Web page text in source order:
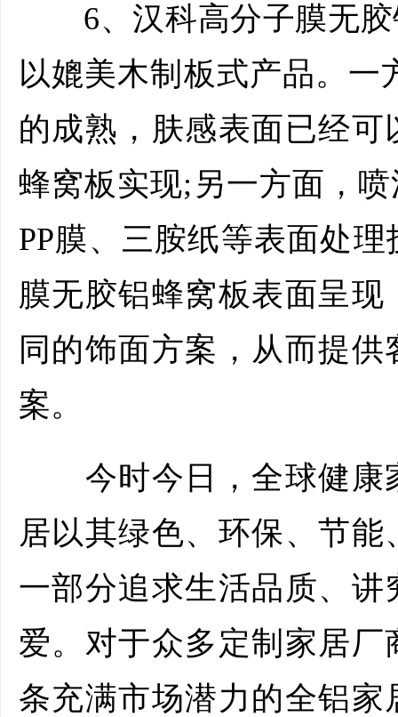
6、汉科高分子膜无胶
以媲美木制板式产品。一
的成熟，肤感表面已经
蜂窝板实现;另一方面，
PP膜、三胺纸等表面处
膜无胶铝蜂窝板表面呈
同的饰面方案，从而提
案。
今时今日，全球健康
居以其绿色、环保、节
一部分追求生活品质、
爱。对于众多定制家居
条充满市场潜力的全铝